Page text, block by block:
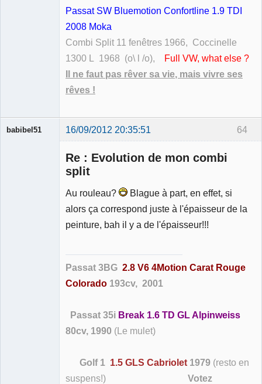
Passat SW Bluemotion Confortline 1.9 TDI
2008 Moka
Combi Split 11 fenêtres 1966, Coccinelle
1300 L 1968 (o\ l /o),
Full VW, what else ?
Il ne faut pas rêver sa vie, mais vivre ses
rêves !
64
babibel51 16/09/2012 20:35:51
Re : Evolution de mon combi
split
Au rouleau?
Blague à part, en effet, si
alors ça correspond juste à l'épaisseur de la
peinture, bah il y a de l'épaisseur!!!
Passat 3BG 2.8 V6 4Motion Carat Rouge
Colorado 193cv, 2001
Passat 35i Break 1.6 TD GL Alpinweiss
80cv, 1990 (Le mulet)
Golf 1 1.5 GLS Cabriolet 1979 (resto en
suspens!) Votez